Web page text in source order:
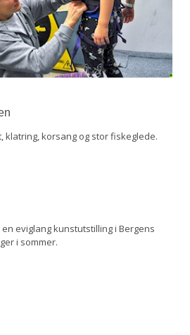
klatring, korsang og stor fiskeglede.
eviglang kunstutstilling i Bergens
i sommer.